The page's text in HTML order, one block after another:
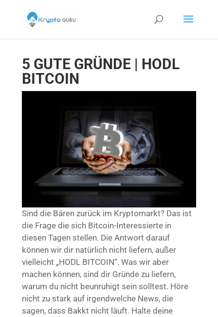
5 GUTE GRÜNDE | HODL
BITCOIN
Sind die Bären zurück im Kryptomarkt? Das ist
die Frage die sich Bitcoin-Interessierte in
diesen Tagen stellen. Die Antwort darauf
können wir dir natürlich nicht liefern, außer
vielleicht „HODL BITCOIN“. Was wir aber
machen können, sind dir Gründe zu liefern,
warum du nicht beunruhigt sein solltest. Höre
nicht zu stark auf irgendwelche News, die
sagen, dass Bakkt nicht läuft. Halte deine